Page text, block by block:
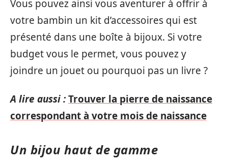
Vous pouvez ainsi vous aventurer à offrir à
votre bambin un kit d’accessoires qui est
présenté dans une boîte à bijoux. Si votre
budget vous le permet, vous pouvez y
joindre un jouet ou pourquoi pas un livre ?
A lire aussi :Trouver la pierre de naissance
correspondant à votre mois de naissance
Un bijou haut de gamme